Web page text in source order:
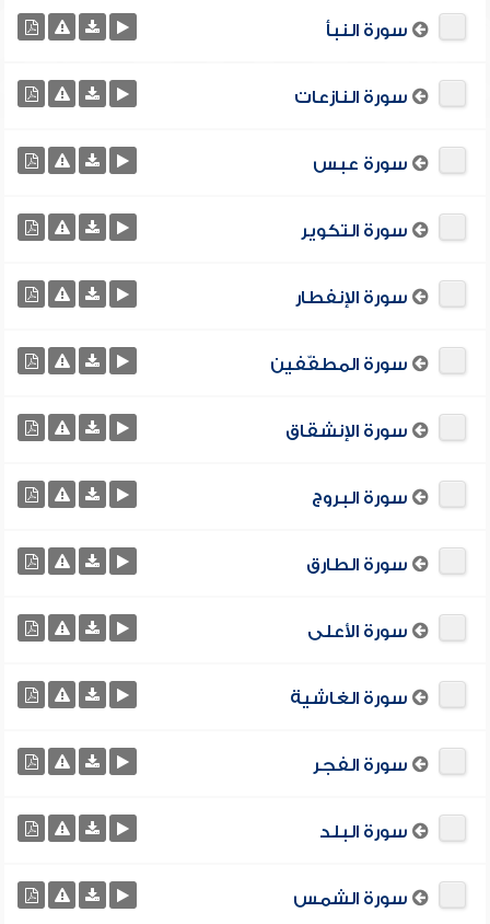
سورة النبأ
سورة النازعات
سورة عبس
سورة التكوير
سورة الإنفطار
سورة المطفّفين
سورة الإنشقاق
سورة البروج
سورة الطارق
سورة الأعلى
سورة الغاشية
سورة الفجر
سورة البلد
سورة الشمس